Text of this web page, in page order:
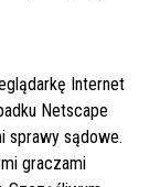
Internet
Netscape
sprawy sądowe.
graczami